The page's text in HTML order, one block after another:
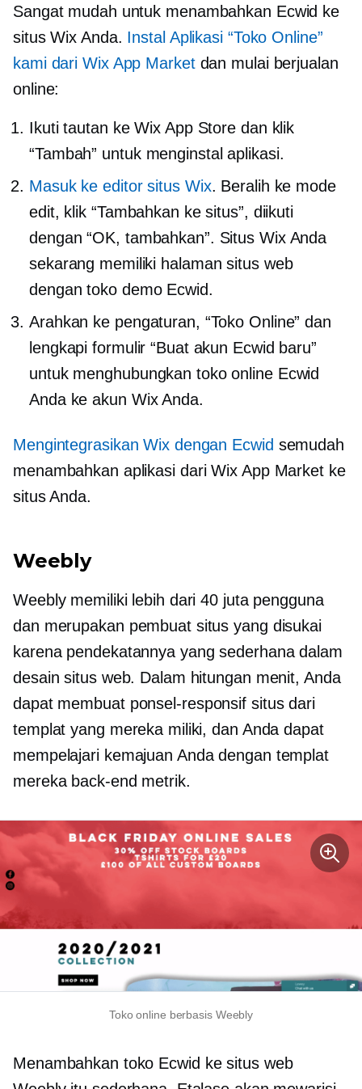
Sangat mudah untuk menambahkan Ecwid ke
situs Wix Anda. Instal Aplikasi “Toko Online”
kami dari Wix App Marketdan mulai berjualan
online:
Ikuti tautan ke Wix App Store dan klik
“Tambah” untuk menginstal aplikasi.
Masuk ke editor situs Wix. Beralih ke mode
edit, klik “Tambahkan ke situs”, diikuti
dengan “OK, tambahkan”. Situs Wix Anda
sekarang memiliki halaman situs web
dengan toko demo Ecwid.
Arahkan ke pengaturan, “Toko Online” dan
lengkapi formulir “Buat akun Ecwid baru”
untuk menghubungkan toko online Ecwid
Anda ke akun Wix Anda.
Mengintegrasikan Wix dengan Ecwid semudah
menambahkan aplikasi dari Wix App Market ke
situs Anda.
Weebly
Weebly memiliki lebih dari 40 juta pengguna
dan merupakan pembuat situs yang disukai
karena pendekatannya yang sederhana dalam
desain situs web. Dalam hitungan menit, Anda
dapat membuat ponsel-responsif situs dari
templat yang mereka miliki, dan Anda dapat
mempelajari kemajuan Anda dengan templat
mereka back-end metrik.
Toko online berbasis Weebly
Menambahkan toko Ecwid ke situs web